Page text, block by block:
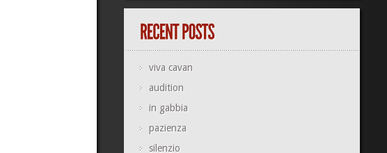
viva cavan
audition
in gabbia
pazienza
silenzio